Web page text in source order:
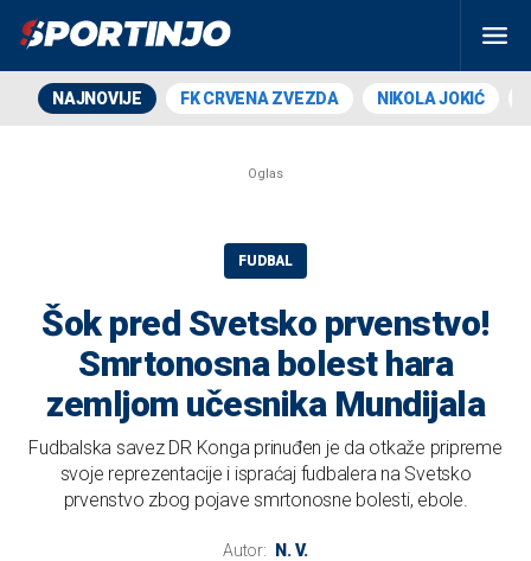
NAJNOVIJE FK CRVENA ZVEZDA NIKOLA JOKIĆ
FUDBAL
Šok pred Svetsko prvenstvo!
Smrtonosna bolest hara
zemljom učesnika Mundijala
Fudbalska savez DR Konga prinuđen je da otkaže pripreme
svoje reprezentacije i ispraćaj fudbalera na Svetsko
prvenstvo zbog pojave smrtonosne bolesti, ebole.
Autor: N. V.